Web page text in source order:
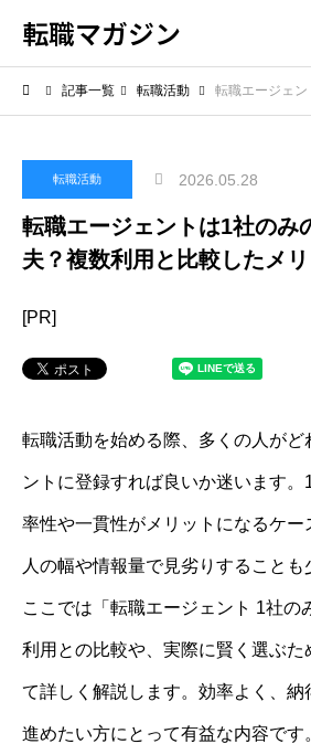
転職マガジン
記事一覧 転職活動 転職エージェントは1社のみ
転職活動 2026.05.28
転職エージェントは1社のみ
夫？複数利用と比較したメリ
[PR]
転職活動を始める際、多くの人がど
ントに登録すれば良いか迷います。
率性や一貫性がメリットになるケー
人の幅や情報量で見劣りすることも
ここでは「転職エージェント 1社の
利用との比較や、実際に賢く選ぶた
て詳しく解説します。効率よく、納
進めたい方にとって有益な内容です